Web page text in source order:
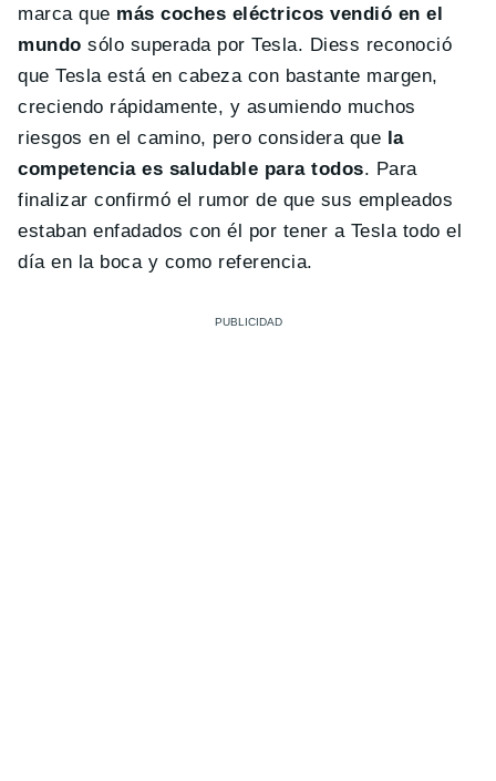
marca que más coches eléctricos vendió en el
mundo sólo superada por Tesla. Diess reconoció
que Tesla está en cabeza con bastante margen,
creciendo rápidamente, y asumiendo muchos
riesgos en el camino, pero considera que la
competencia es saludable para todos. Para
finalizar confirmó el rumor de que sus empleados
estaban enfadados con él por tener a Tesla todo el
día en la boca y como referencia.